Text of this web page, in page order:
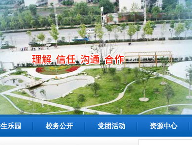
乐园 校务公开 党团活动 资源中心